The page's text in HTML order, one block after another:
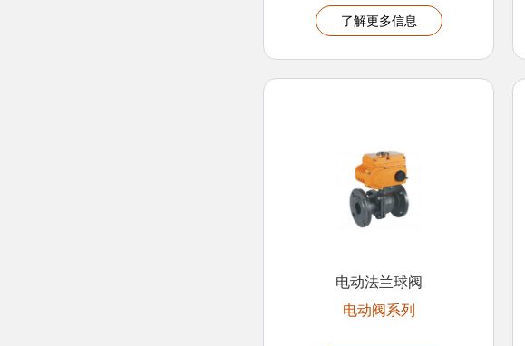
了解更多信息
电动法兰球阀
电动阀系列